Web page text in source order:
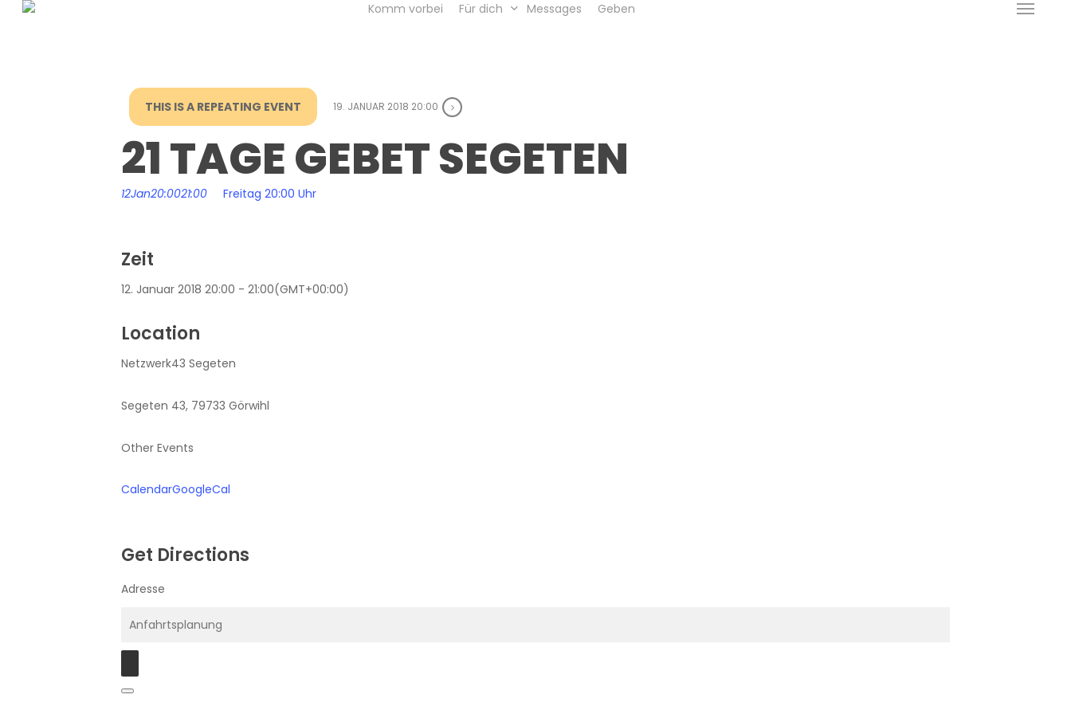
Komm vorbei Für dich Messages Geben Menu
THIS IS A REPEATING EVENT 19. JANUAR 2018 20:00
21 TAGE GEBET SEGETEN
12Jan20:0021:00 Freitag 20:00 Uhr
Zeit
12. Januar 2018 20:00 - 21:00(GMT+00:00)
Location
Netzwerk43 Segeten
Segeten 43, 79733 Görwihl
Other Events
CalendarGoogleCal
Get Directions
Adresse